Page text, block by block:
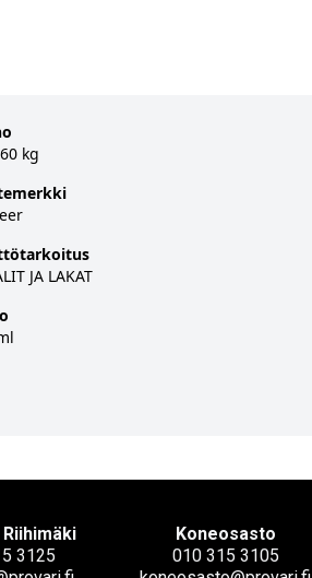
kg
JA LAKAT
3125
Koneosasto
010 315 3105